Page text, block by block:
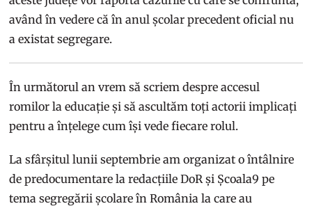
având în vedere că în anul școlar precedent oficial nu
a existat segregare.
În următorul an vrem să scriem despre accesul
romilor la educație și să ascultăm toți actorii implicați
pentru a înțelege cum își vede fiecare rolul.
La sfârșitul lunii septembrie am organizat o întâlnire
de predocumentare la redacțiile DoR și Școala9 pe
tema segregării școlare în România la care au